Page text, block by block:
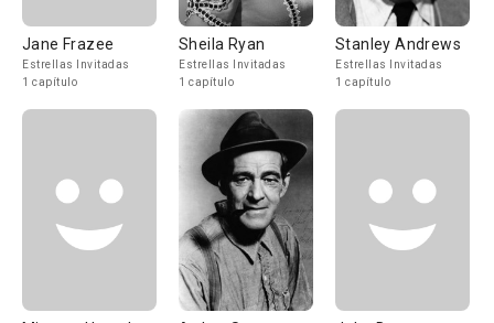
Jane Frazee
Estrellas Invitadas
1 capítulo
Sheila Ryan
Estrellas Invitadas
1 capítulo
Stanley Andrews
Estrellas Invitadas
1 capítulo